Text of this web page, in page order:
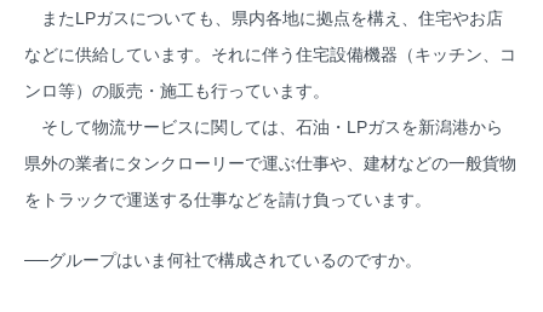
またLPガスについても、県内各地に拠点を構え、住宅やお店
などに供給しています。それに伴う住宅設備機器（キッチン、コ
ンロ等）の販売・施工も行っています。
そして物流サービスに関しては、石油・LPガスを新潟港から
県外の業者にタンクローリーで運ぶ仕事や、建材などの一般貨物
をトラックで運送する仕事などを請け負っています。
──グループはいま何社で構成されているのですか。